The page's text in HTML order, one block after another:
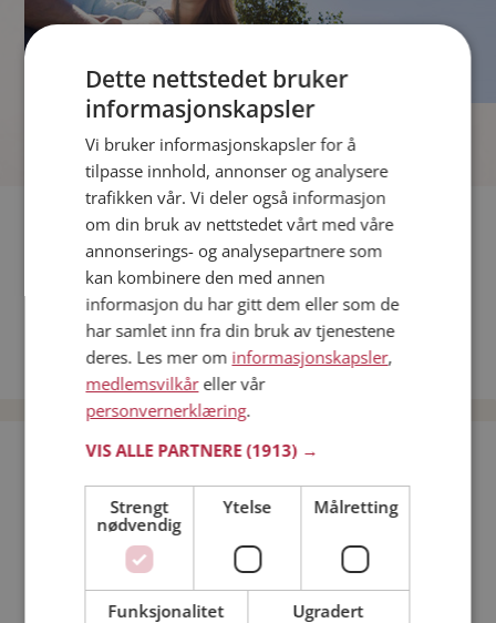
Fler single
Andre single fra Kvinesdal
Kvinner fra Kvinesdal
Date kvinner i Norge
Date menn i Norge
Bli medlem gratis!
Jeg er en:
Dette nettstedet bruker
informasjonskapsler
Vi bruker informasjonskapsler for å
tilpasse innhold, annonser og analysere
trafikken vår. Vi deler også informasjon
om din bruk av nettstedet vårt med våre
annonserings- og analysepartnere som
kan kombinere den med annen
informasjon du har gitt dem eller som de
har samlet inn fra din bruk av tjenestene
deres. Les mer om informasjonskapsler,
medlemsvilkåreller vår
personvernerklæring.
VIS ALLE PARTNERE(1913) →
Strengt
nødvendig
Ytelse Målretting
Funksjonalitet Ugradert